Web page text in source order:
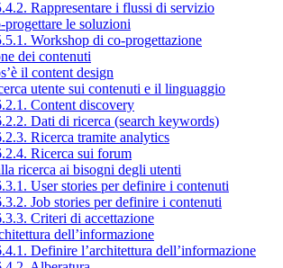
Rappresentare i flussi di servizio
progettare le soluzioni
Workshop di co-progettazione
dei contenuti
il content design
utente sui contenuti e il linguaggio
Content discovery
Dati di ricerca (search keywords)
Ricerca tramite analytics
Ricerca sui forum
ricerca ai bisogni degli utenti
User stories per definire i contenuti
Job stories per definire i contenuti
Criteri di accettazione
dell’informazione
Definire l’architettura dell’informazione